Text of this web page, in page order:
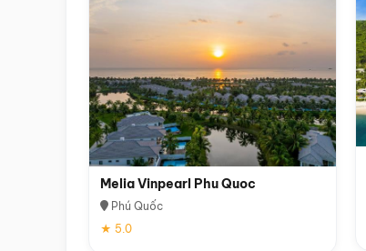
Melia Vinpearl Phu Quoc
Phú Quốc
★ 5.0